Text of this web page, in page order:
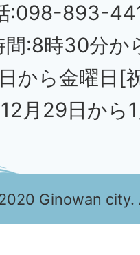
:098-893-
間:8時30分か
から金曜日[
月29日から
Ginowan city.